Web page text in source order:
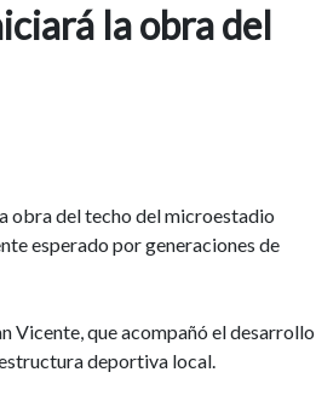
la obra del
obra del techo del microestadio
esperado por generaciones de
Vicente, que acompañó el desarrollo
deportiva local.